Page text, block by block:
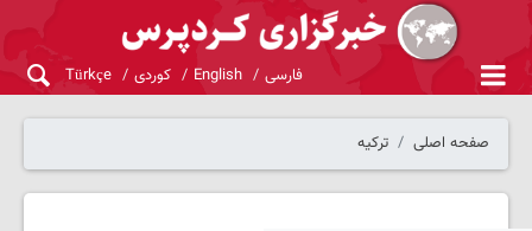
فارسی English کوردی Türkçe
صفحه اصلی ترکیه